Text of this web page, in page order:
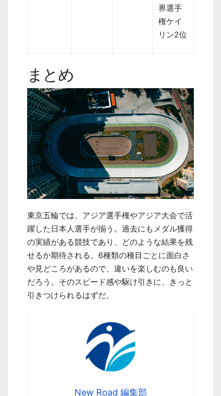
界選手
権ケイ
リン2位
まとめ
東京五輪では、アジア選手権やアジア大会で活
躍した日本人選手が揃う。過去にもメダル獲得
の実績がある競技であり、どのような結果を残
せるか期待される。6種類の種目ごとに面白さ
や見どころがあるので、違いを楽しむのも良い
だろう。そのスピード感や駆け引きに、きっと
引きつけられるはずだ。
New Road 編集部